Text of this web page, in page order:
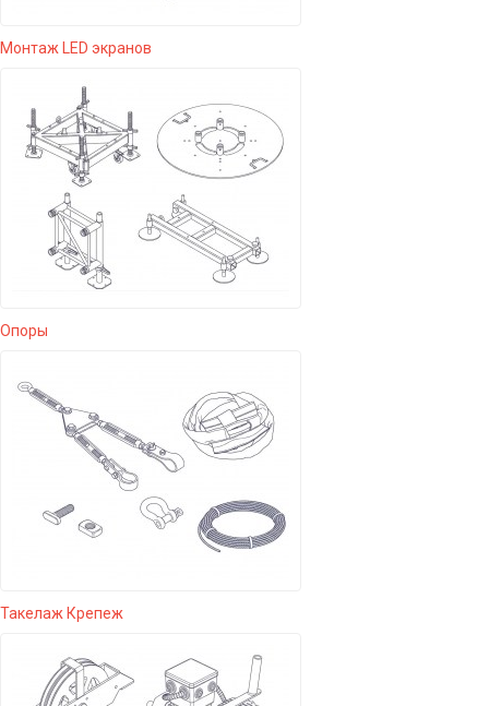
Монтаж LED экранов
Опоры
Такелаж Крепеж